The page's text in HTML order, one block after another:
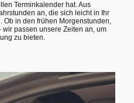
Terminkalender hat. Aus
an, die sich leicht in Ihr
in den frühen Morgenstunden,
passen unsere Zeiten an, um
zu bieten.